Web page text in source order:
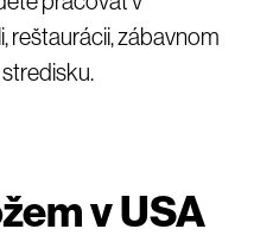
reštaurácii, zábavnom
v USA